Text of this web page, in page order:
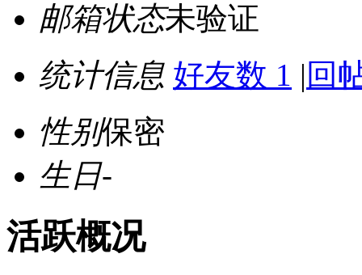
邮箱状态未验证
统计信息 好友数 1 | 回
性别保密
生日-
活跃概况